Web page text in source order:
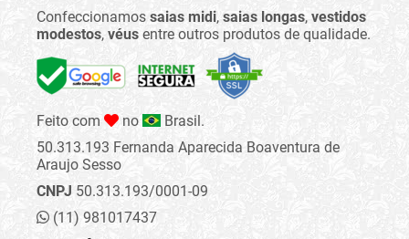
Confeccionamos saias midi, saias longas, vestidos
modestos, véus entre outros produtos de qualidade.
Feito com no
Brasil.
50.313.193 Fernanda Aparecida Boaventura de
Araujo Sesso
CNPJ 50.313.193/0001-09
(11) 981017437